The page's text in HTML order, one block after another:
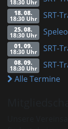
18:30 Uhr
18. 08.
18:30 Uhr SRT-
25. 08.
18:30 Uhr
01. 09.
18:30 Uhr SRT-
08. 09.
18:30 Uhr
SRT-
Alle Termine